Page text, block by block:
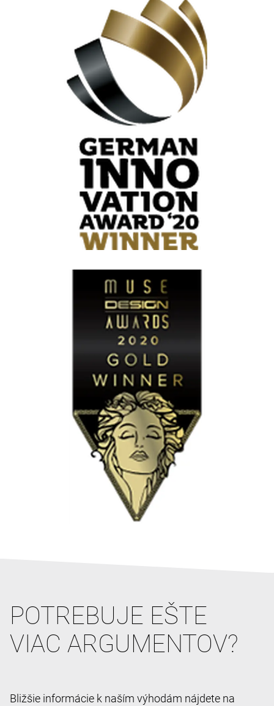
POTREBUJE EŠTE
VIAC ARGUMENTOV?
Bližšie informácie k naším výhodám nájdete na